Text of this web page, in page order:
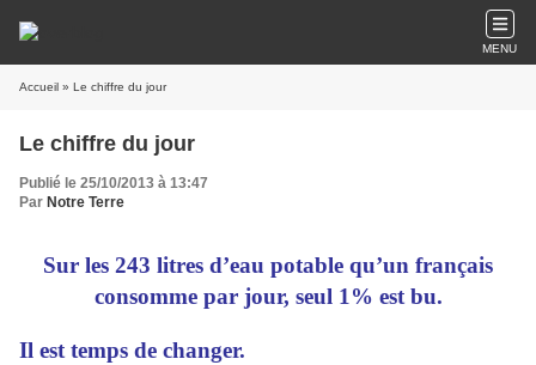
MENU
Accueil » Le chiffre du jour
Le chiffre du jour
Publié le 25/10/2013 à 13:47
Par Notre Terre
Sur les 243 litres d’eau potable qu’un français
consomme par jour, seul 1% est bu.
Il est temps de changer.